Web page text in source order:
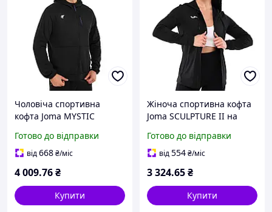
Чоловіча спортивна
кофта Joma MYSTIC
капюшоном на блискавці
L
Готово до відправки
від668₴/міс
4 009.76₴
Купити
Жіноча спортивна кофта
Joma SCULPTURE II на
чорна L для тренувань
Готово до відправки
від554₴/міс
3 324.65₴
Купити